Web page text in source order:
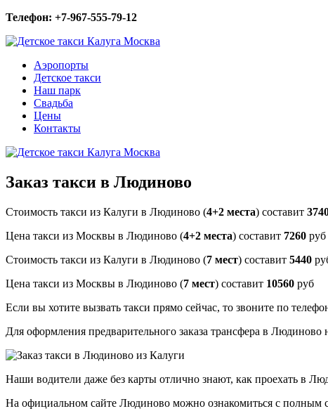
Телефон: +7-967-555-79-12
Аэропорты
Детское такси
Наш парк
Свадьба
Цены
Контакты
Заказ такси в Людиново
Стоимость такси из Калуги в Людиново (4+2 места) составит
Цена такси из Москвы в Людиново (4+2 места) составит 7260 руб
Стоимость такси из Калуги в Людиново (7 мест) составит 5440
Цена такси из Москвы в Людиново (7 мест) составит 10560 руб
Если вы хотите вызвать такси прямо сейчас, то звоните по
Для оформления предварительного заказа трансфера в
Наши водители даже без карты отлично знают, как проехать в
На официальном сайте Людиново можно ознакомиться с полным